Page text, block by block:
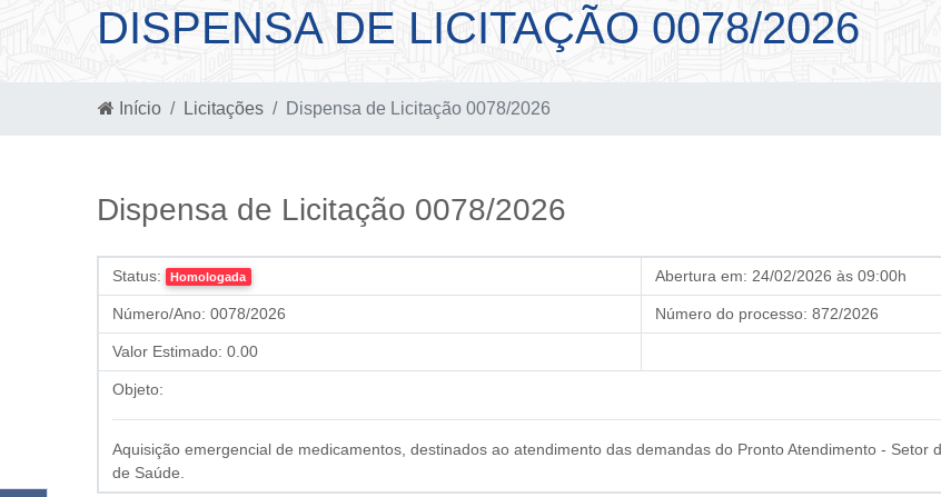
DISPENSA DE LICITAÇÃO 0078/2026
Início Licitações Dispensa de Licitação 0078/2026
Dispensa de Licitação 0078/2026
Status: Homologada Abertura em: 24/02/2026 às 09:00h
Número/Ano: 0078/2026 Número do processo: 872/2026
Valor Estimado: 0.00
Objeto:
Aquisição emergencial de medicamentos, destinados ao atendimento das demandas do Pronto Atendimento -
de Saúde.